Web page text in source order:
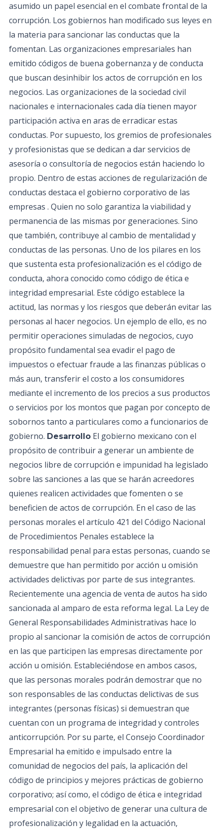
asumido un papel esencial en el combate frontal de la
corrupción. Los gobiernos han modificado sus leyes en
la materia para sancionar las conductas que la
fomentan. Las organizaciones empresariales han
emitido códigos de buena gobernanza y de conducta
que buscan desinhibir los actos de corrupción en los
negocios. Las organizaciones de la sociedad civil
nacionales e internacionales cada día tienen mayor
participación activa en aras de erradicar estas
conductas. Por supuesto, los gremios de profesionales
y profesionistas que se dedican a dar servicios de
asesoría o consultoría de negocios están haciendo lo
propio. Dentro de estas acciones de regularización de
conductas destaca el gobierno corporativo de las
empresas . Quien no solo garantiza la viabilidad y
permanencia de las mismas por generaciones. Sino
que también, contribuye al cambio de mentalidad y
conductas de las personas. Uno de los pilares en los
que sustenta esta profesionalización es el código de
conducta, ahora conocido como código de ética e
integridad empresarial. Este código establece la
actitud, las normas y los riesgos que deberán evitar las
personas al hacer negocios. Un ejemplo de ello, es no
permitir operaciones simuladas de negocios, cuyo
propósito fundamental sea evadir el pago de
impuestos o efectuar fraude a las finanzas públicas o
más aun, transferir el costo a los consumidores
mediante el incremento de los precios a sus productos
o servicios por los montos que pagan por concepto de
sobornos tanto a particulares como a funcionarios de
gobierno. Desarrollo El gobierno mexicano con el
propósito de contribuir a generar un ambiente de
negocios libre de corrupción e impunidad ha legislado
sobre las sanciones a las que se harán acreedores
quienes realicen actividades que fomenten o se
beneficien de actos de corrupción. En el caso de las
personas morales el artículo 421 del Código Nacional
de Procedimientos Penales establece la
responsabilidad penal para estas personas, cuando se
demuestre que han permitido por acción u omisión
actividades delictivas por parte de sus integrantes.
Recientemente una agencia de venta de autos ha sido
sancionada al amparo de esta reforma legal. La Ley de
General Responsabilidades Administrativas hace lo
propio al sancionar la comisión de actos de corrupción
en las que participen las empresas directamente por
acción u omisión. Estableciéndose en ambos casos,
que las personas morales podrán demostrar que no
son responsables de las conductas delictivas de sus
integrantes (personas físicas) si demuestran que
cuentan con un programa de integridad y controles
anticorrupción. Por su parte, el Consejo Coordinador
Empresarial ha emitido e impulsado entre la
comunidad de negocios del país, la aplicación del
código de principios y mejores prácticas de gobierno
corporativo; así como, el código de ética e integridad
empresarial con el objetivo de generar una cultura de
profesionalización y legalidad en la actuación,